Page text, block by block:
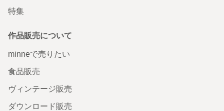
特集
作品販売について
minneで売りたい
食品販売
ヴィンテージ販売
ダウンロード販売